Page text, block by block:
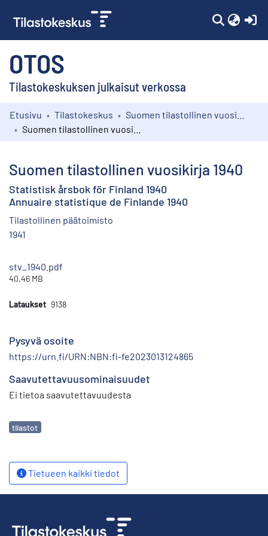
OTOS
Tilastokeskuksen julkaisut verkossa
Kokoelmat
Etusivu Tilastokeskus
Suomen tilastollinen vuosikirja 1940
Statistisk årsbok för Finland 1940
Annuaire statistique de Finlande 1940
Tilastollinen päätoimisto
1941
stv_1940.pdf
40.46 MB
Lataukset 9138
Pysyvä osoite
https://urn.fi/URN:NBN:fi-fe2023013124865
Saavutettavuusominaisuudet
Ei tietoa saavutettavuudesta
Avainsanat
tilastot
Tietueen kaikki tiedot